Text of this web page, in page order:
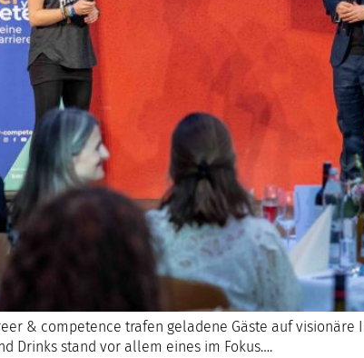
& competence trafen geladene Gäste auf
Drinks stand vor allem eines im Fokus….